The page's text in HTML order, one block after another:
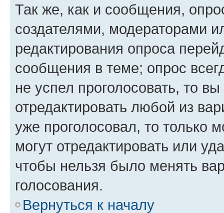
Так же, как и сообщения,
создателями, модераторами
редактирования опроса
сообщения в теме; опрос
не успел проголосовать, то
отредактировать любой из
уже проголосовал, то только
могут отредактировать или
чтобы нельзя было менять
голосования.
Вернуться к началу